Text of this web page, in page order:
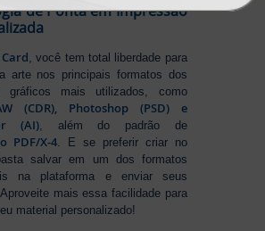
de Ponta em Impressão
, você tem total liberdade para
arte nos principais formatos dos
gráficos mais utilizados, como
(CDR), Photoshop (PSD) e
(AI), além do padrão de
PDF/X-4. E se preferir criar no
salvar em um dos formatos
na plataforma e enviar seus
mais essa facilidade para
material personalizado!